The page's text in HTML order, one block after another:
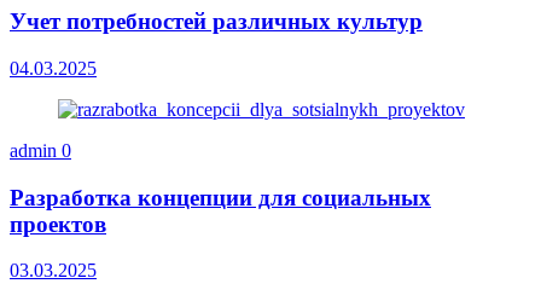
Учет потребностей различных культур
04.03.2025
admin 0
Разработка концепции для социальных
проектов
03.03.2025